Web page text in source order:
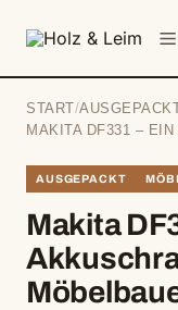
START /AUSGEPACKT
MAKITA DF331 –
AUSGEPACKT
Makita